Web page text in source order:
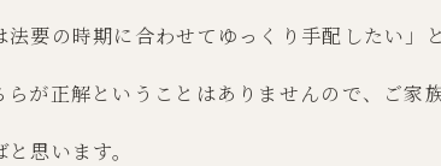
要の時期に合わせてゆっくり手配したい」
らが正解ということはありませんので、ご家
思います。